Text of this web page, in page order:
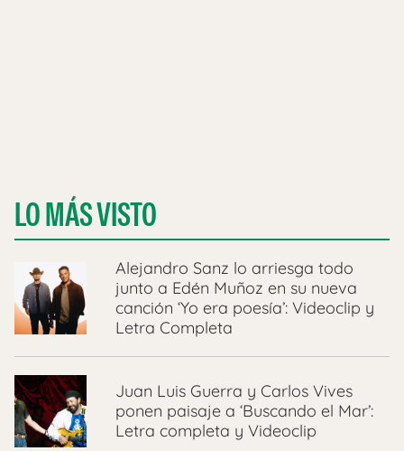
LO MÁS VISTO
Alejandro Sanz lo arriesga todo
junto a Edén Muñoz en su nueva
canción ‘Yo era poesía’: Videoclip y
Letra Completa
Juan Luis Guerra y Carlos Vives
ponen paisaje a ‘Buscando el Mar’:
Letra completa y Videoclip